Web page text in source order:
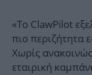
«Το ClawPilot
πιο περιζήτητα
Χωρίς
εταιρική